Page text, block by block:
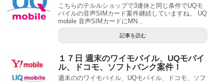
こちらのテルルショップで3連休と同じ条件でUQモ
バイルの音声SIMカード案件継続していますね。 UQ
mobile 音声SIMカードにMN...
記事を読む
１７日 週末のワイモバイル、UQモバイ
ル、ドコモ、ソフトバンク案件！
週末ののワイモバイル、UQモバイル、ドコモ、ソフ